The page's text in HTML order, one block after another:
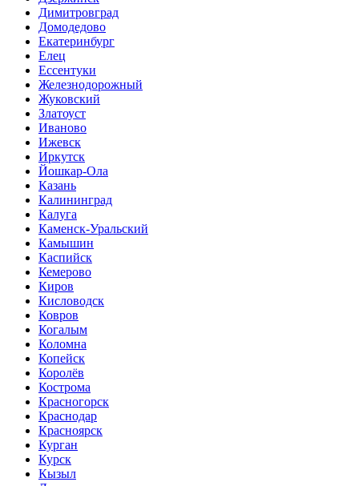
Димитровград
Домодедово
Екатеринбург
Елец
Ессентуки
Железнодорожный
Жуковский
Златоуст
Иваново
Ижевск
Иркутск
Йошкар-Ола
Казань
Калининград
Калуга
Каменск-Уральский
Камышин
Каспийск
Кемерово
Киров
Кисловодск
Ковров
Когалым
Коломна
Копейск
Королёв
Кострома
Красногорск
Краснодар
Красноярск
Курган
Курск
Кызыл